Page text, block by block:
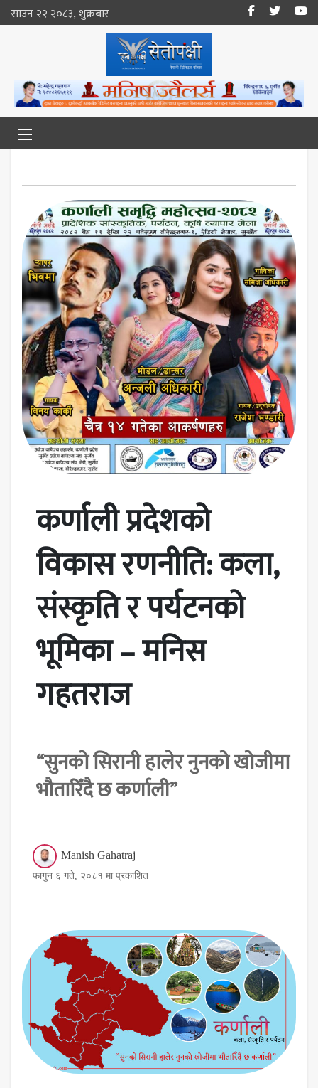
साउन २२ २०८३, शुक्रबार
कर्णाली प्रदेशको
विकास रणनीति: कला,
संस्कृति र पर्यटनको
भूमिका – मनिस
गहतराज
“सुनको सिरानी हालेर नुनको खोजीमा
भौतारिँदै छ कर्णाली”
Manish Gahatraj
फागुन ६ गते, २०८१ मा प्रकाशित